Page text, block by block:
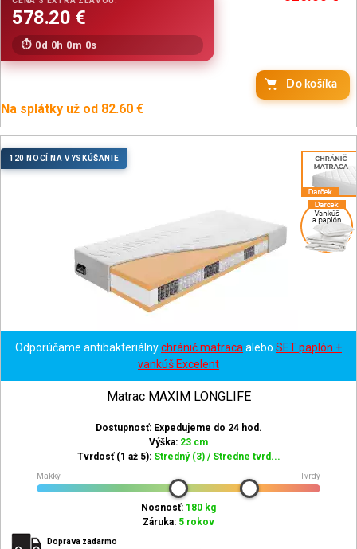
0d 0h 0m 0s
Do košíka
Na splátky už od 82.60 €
120 NOCÍ NA VYSKÚŠANIE
Odporúčame antibakteriálnychránič matraca alebo SET paplón +
vankúš Excelent
Matrac MAXIM LONGLIFE
Dostupnosť: Expedujeme do 24 hod.
Výška: 23 cm
Tvrdosť (1 až 5): Stredný (3) / Stredne tvrd...
Mäkký Tvrdý
Nosnosť: 180 kg
Záruka: 5 rokov
Doprava zadarmo